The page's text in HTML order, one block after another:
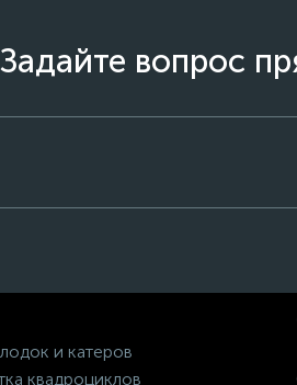
вопрос
и катеров
квадроциклов